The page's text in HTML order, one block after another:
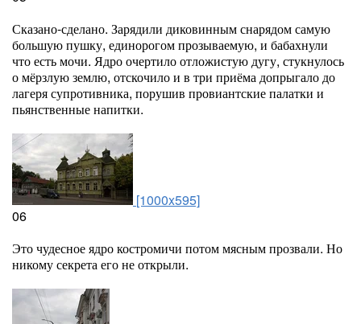
Сказано-сделано. Зарядили диковинным снарядом самую
большую пушку, единорогом прозываемую, и бабахнули
что есть мочи. Ядро очертило отложистую дугу, стукнулось
о мёрзлую землю, отскочило и в три приёма допрыгало до
лагеря супротивника, порушив провиантские палатки и
пьянственные напитки.
[1000x595]
06
Это чудесное ядро костромичи потом мясным прозвали. Но
никому секрета его не открыли.